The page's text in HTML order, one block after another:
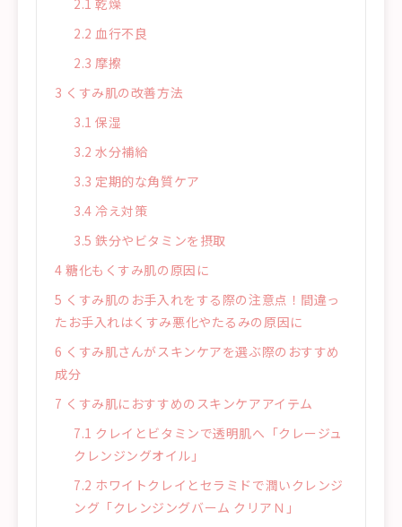
2.1 乾燥
2.2 血行不良
2.3 摩擦
3 くすみ肌の改善方法
3.1 保湿
3.2 水分補給
3.3 定期的な角質ケア
3.4 冷え対策
3.5 鉄分やビタミンを摂取
4 糖化もくすみ肌の原因に
5 くすみ肌のお手入れをする際の注意点！間違っ
たお手入れはくすみ悪化やたるみの原因に
6 くすみ肌さんがスキンケアを選ぶ際のおすすめ
成分
7 くすみ肌におすすめのスキンケアアイテム
7.1 クレイとビタミンで透明肌へ「クレージュ
クレンジングオイル」
7.2 ホワイトクレイとセラミドで潤いクレンジ
ング「クレンジングバーム クリアＮ」